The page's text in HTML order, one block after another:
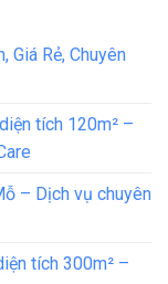
Giá Rẻ, Chuyên
tích 120m² –
– Dịch vụ chuyên
tích 300m² –